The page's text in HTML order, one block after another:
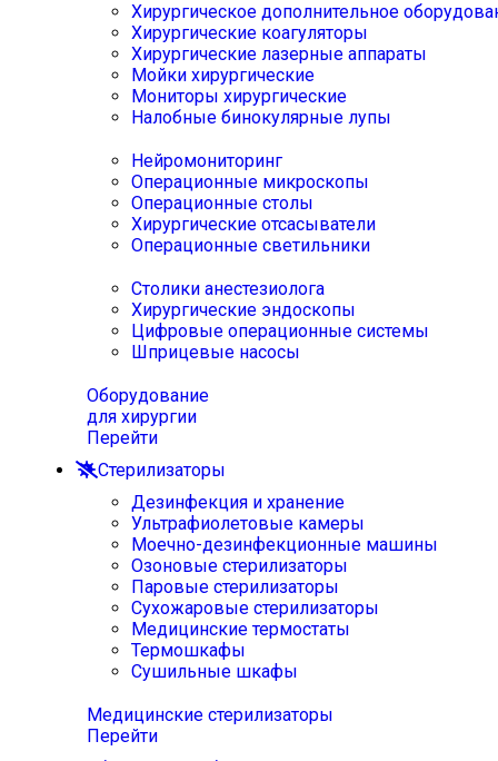
Хирургическое дополнительное
Хирургические коагуляторы
Хирургические лазерные аппараты
Мойки хирургические
Мониторы хирургические
Налобные бинокулярные лупы
Нейромониторинг
Операционные микроскопы
Операционные столы
Хирургические отсасыватели
Операционные светильники
Столики анестезиолога
Хирургические эндоскопы
Цифровые операционные системы
Шприцевые насосы
Оборудование
для хирургии
Перейти
Стерилизаторы
Дезинфекция и хранение
Ультрафиолетовые камеры
Моечно-дезинфекционные машины
Озоновые стерилизаторы
Паровые стерилизаторы
Сухожаровые стерилизаторы
Медицинские термостаты
Термошкафы
Сушильные шкафы
Медицинские стерилизаторы
Перейти